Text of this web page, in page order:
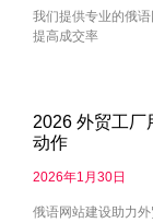
我们提供专业的俄
提高成交率
2026 外贸工厂
动作
2026年1月30日
俄语网站建设助力